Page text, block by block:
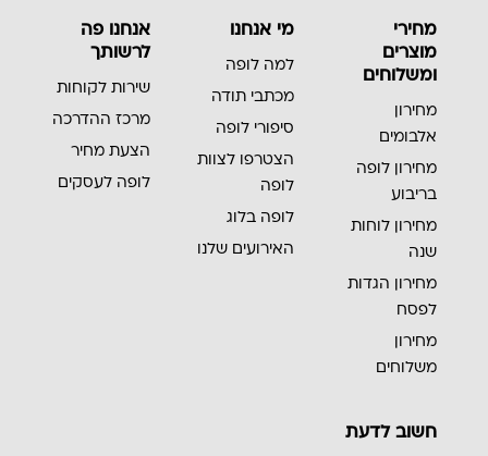
מחירי
מוצרים
ומשלוחים
מחירון
אלבומים
מחירון לופה
בריבוע
מחירון לוחות
שנה
מחירון הגדות
לפסח
מחירון
משלוחים
מי אנחנו
למה לופה
מכתבי תודה
סיפורי לופה
הצטרפו לצוות
לופה
לופה בלוג
האירועים שלנו
אנחנו פה
לרשותך
שירות לקוחות
מרכז ההדרכה
הצעת מחיר
לופה לעסקים
חשוב לדעת